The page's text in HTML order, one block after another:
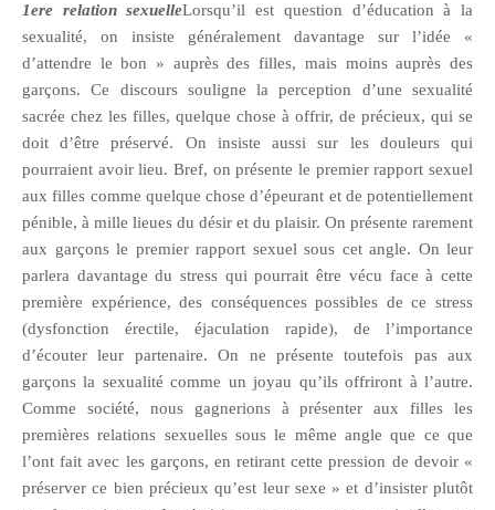
1ere relation sexuelleLorsqu’il est question d’éducation à la
sexualité, on insiste généralement davantage sur l’idée «
d’attendre le bon » auprès des filles, mais moins auprès des
garçons. Ce discours souligne la perception d’une sexualité
sacrée chez les filles, quelque chose à offrir, de précieux, qui se
doit d’être préservé. On insiste aussi sur les douleurs qui
pourraient avoir lieu. Bref, on présente le premier rapport sexuel
aux filles comme quelque chose d’épeurant et de potentiellement
pénible, à mille lieues du désir et du plaisir. On présente rarement
aux garçons le premier rapport sexuel sous cet angle. On leur
parlera davantage du stress qui pourrait être vécu face à cette
première expérience, des conséquences possibles de ce stress
(dysfonction érectile, éjaculation rapide), de l’importance
d’écouter leur partenaire. On ne présente toutefois pas aux
garçons la sexualité comme un joyau qu’ils offriront à l’autre.
Comme société, nous gagnerions à présenter aux filles les
premières relations sexuelles sous le même angle que ce que
l’ont fait avec les garçons, en retirant cette pression de devoir «
préserver ce bien précieux qu’est leur sexe » et d’insister plutôt